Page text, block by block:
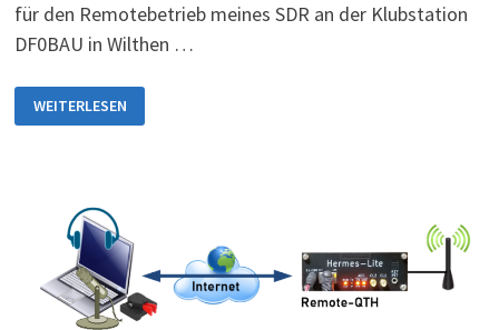
für den Remotebetrieb meines SDR an der Klubstation
DF0BAU in Wilthen …
DES
SWR-
„SMART-
METER“
WEITERLESEN